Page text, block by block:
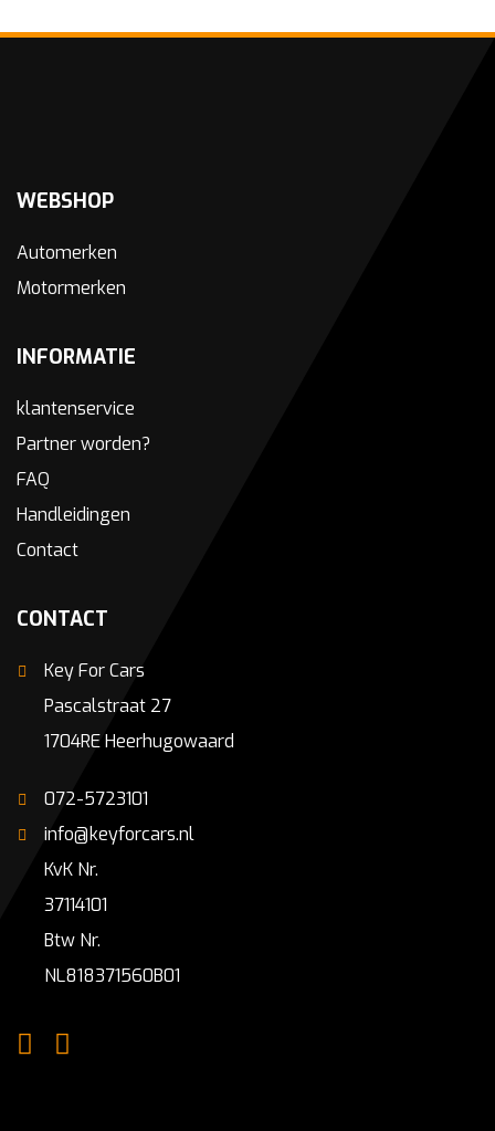
WEBSHOP
Automerken
Motormerken
INFORMATIE
klantenservice
Partner worden?
FAQ
Handleidingen
Contact
CONTACT
Key For Cars
Pascalstraat 27
1704RE Heerhugowaard
072-5723101
info@keyforcars.nl
KvK Nr.
37114101
Btw Nr.
NL818371560B01